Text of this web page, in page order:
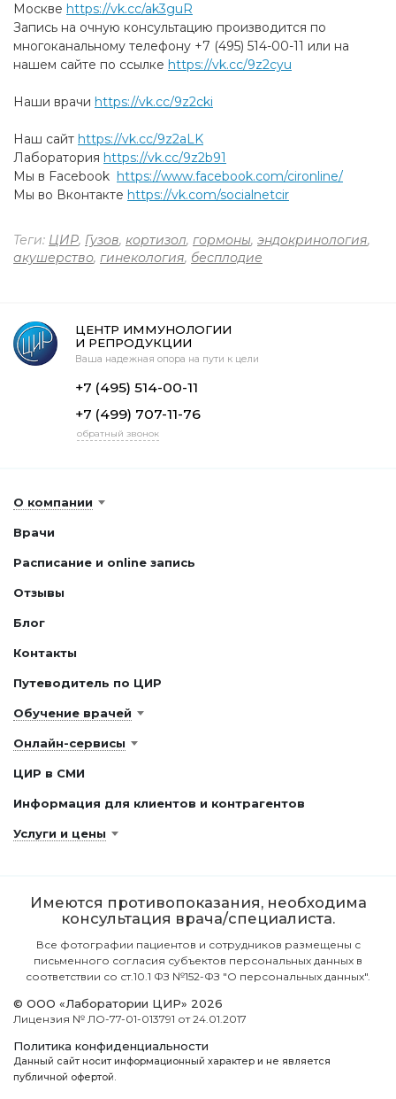
Москве https://vk.cc/ak3guR
Запись на очную консультацию производится по
многоканальному телефону +7 (495) 514-00-11 или на
нашем сайте по ссылке https://vk.cc/9z2cyu
Наши врачи https://vk.cc/9z2cki
Наш сайт https://vk.cc/9z2aLK
Лаборатория https://vk.cc/9z2b91
Мы в Facebook https://www.facebook.com/cironline/
Мы во Вконтакте https://vk.com/socialnetcir
Теги: ЦИР, Гузов, кортизол, гормоны, эндокринология,
акушерство, гинекология, бесплодие
ЦЕНТР ИММУНОЛОГИИ
И РЕПРОДУКЦИИ
Ваша надежная опора на пути к цели
+7 (495) 514-00-11
+7 (499) 707-11-76
обратный звонок
О компании
Врачи
Расписание и online запись
Отзывы
Блог
Контакты
Путеводитель по ЦИР
Обучение врачей
Онлайн-сервисы
ЦИР в СМИ
Информация для клиентов и контрагентов
Услуги и цены
Имеются противопоказания, необходима
консультация врача/специалиста.
Все фотографии пациентов и сотрудников размещены с
письменного согласия субъектов персональных данных в
соответствии со ст.10.1 ФЗ №152-ФЗ "О персональных данных".
© ООО «Лаборатории ЦИР» 2026
Лицензия № ЛО-77-01-013791 от 24.01.2017
Политика конфиденциальности
Данный сайт носит информационный характер и не является
публичной офертой.